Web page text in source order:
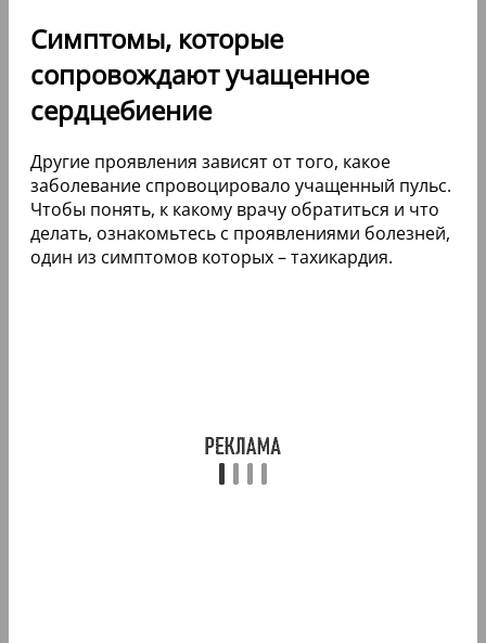
Симптомы, которые
сопровождают учащенное
сердцебиение
Другие проявления зависят от того, какое
заболевание спровоцировало учащенный пульс.
Чтобы понять, к какому врачу обратиться и что
делать, ознакомьтесь с проявлениями болезней,
один из симптомов которых – тахикардия.